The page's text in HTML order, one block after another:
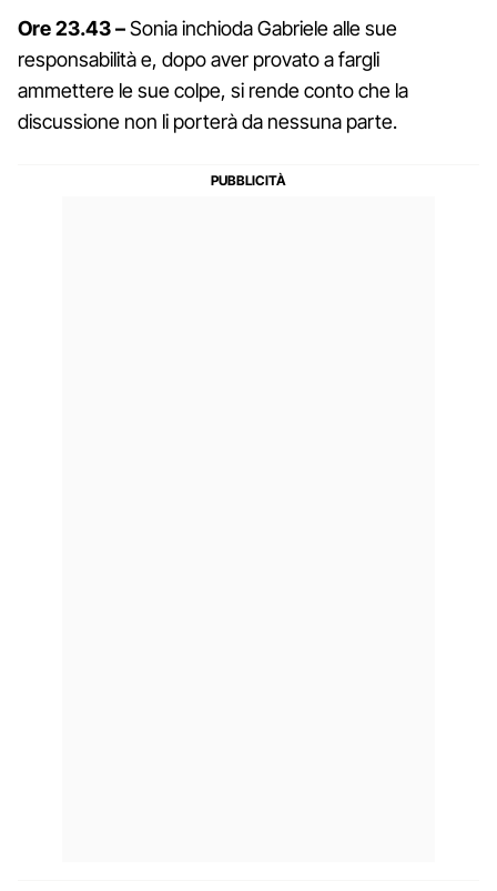
Ore 23.43 –Sonia inchioda Gabriele alle sue
responsabilità e, dopo aver provato a fargli
ammettere le sue colpe, si rende conto che la
discussione non li porterà da nessuna parte.